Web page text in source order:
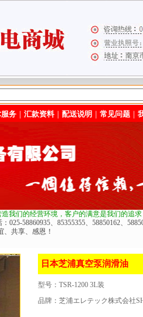
务｜ 汇款资料｜ 配送说明 ｜ 常见问题｜
我们的经营环境，客户的满意是我们的追求
025-58860935、85355355、58850162、
、共享、感恩！
日本芝浦真空泵润滑油
型号： TSR-1200 3L装
品牌： 芝浦エレテック株式会社